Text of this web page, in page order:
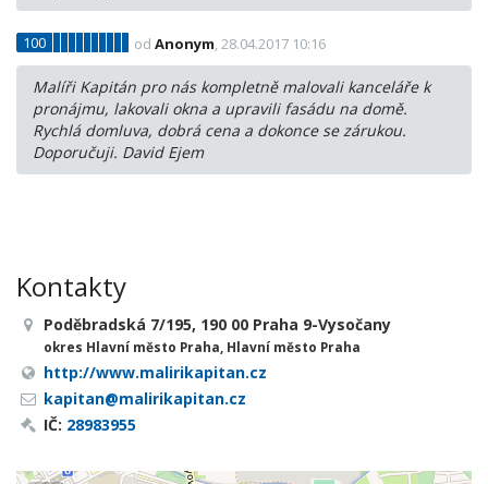
100 od Anonym, 28.04.2017 10:16
Malíři Kapitán pro nás kompletně malovali kanceláře k
pronájmu, lakovali okna a upravili fasádu na domě.
Rychlá domluva, dobrá cena a dokonce se zárukou.
Doporučuji. David Ejem
Kontakty
Poděbradská 7/195, 190 00 Praha 9-Vysočany
okres Hlavní město Praha, Hlavní město Praha
http://www.malirikapitan.cz
kapitan@malirikapitan.cz
IČ: 28983955